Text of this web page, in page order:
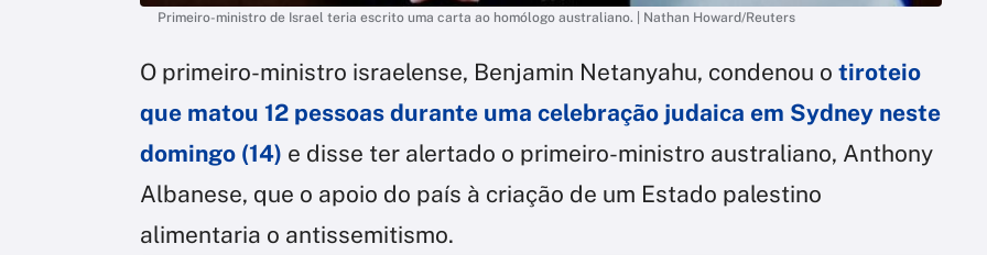
Primeiro-ministro de Israel teria escrito uma carta ao homólogo australiano. | Nathan Howard/Reuters
O primeiro-ministro israelense, Benjamin Netanyahu, condenou o tiroteio
que matou 12 pessoas durante uma celebração judaica em Sydney neste
domingo (14) e disse ter alertado o primeiro-ministro australiano, Anthony
Albanese, que o apoio do país à criação de um Estado palestino
alimentaria o antissemitismo.